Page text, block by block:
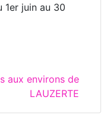
1er juin au 30
aux environs de
LAUZERTE